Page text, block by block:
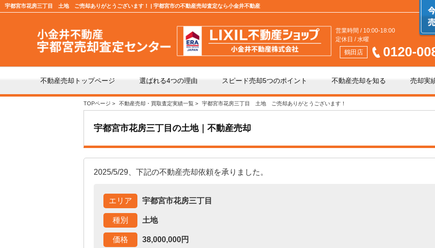
宇都宮市花房三丁目 土地 ご売却ありがとうございます！ | 宇都宮市の不動産売却査定なら小金井不動産
営業時間 / 10:00-18:00
定休日 / 水曜
鶴田店 0120-
不動産売却トップページ 選ばれる4つの理由 スピード売却5つのポイント 不動産売却を知る
不動産の売却の流れ 「仲介」と「買取」の違い 不動産売却時の諸費用
よくある質問 仲介手数料について 相続相談
売却実
TOPページ > 不動産売却・買取査定実績一覧 > 宇都宮市花房三丁目 土地 ご売却ありがとうございます！
宇都宮市花房三丁目の土地｜不動産売却
2025/5/29、下記の不動産売却依頼を承りました。
エリア 宇都宮市花房三丁目
種別 土地
価格
38,000,000円